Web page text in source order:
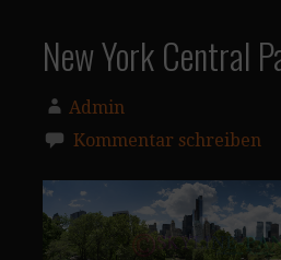
New York Central
Admin
Kommentar schreiben